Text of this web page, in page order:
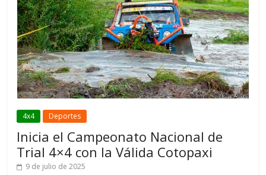
4x4 Deportes
Inicia el Campeonato Nacional de
Trial 4×4 con la Válida Cotopaxi
9 de julio de 2025